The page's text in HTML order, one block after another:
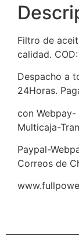
Filtro de
calidad.
Despacho a
24Horas.
con Webpay-
Multicaja-
Paypal-
Correos de